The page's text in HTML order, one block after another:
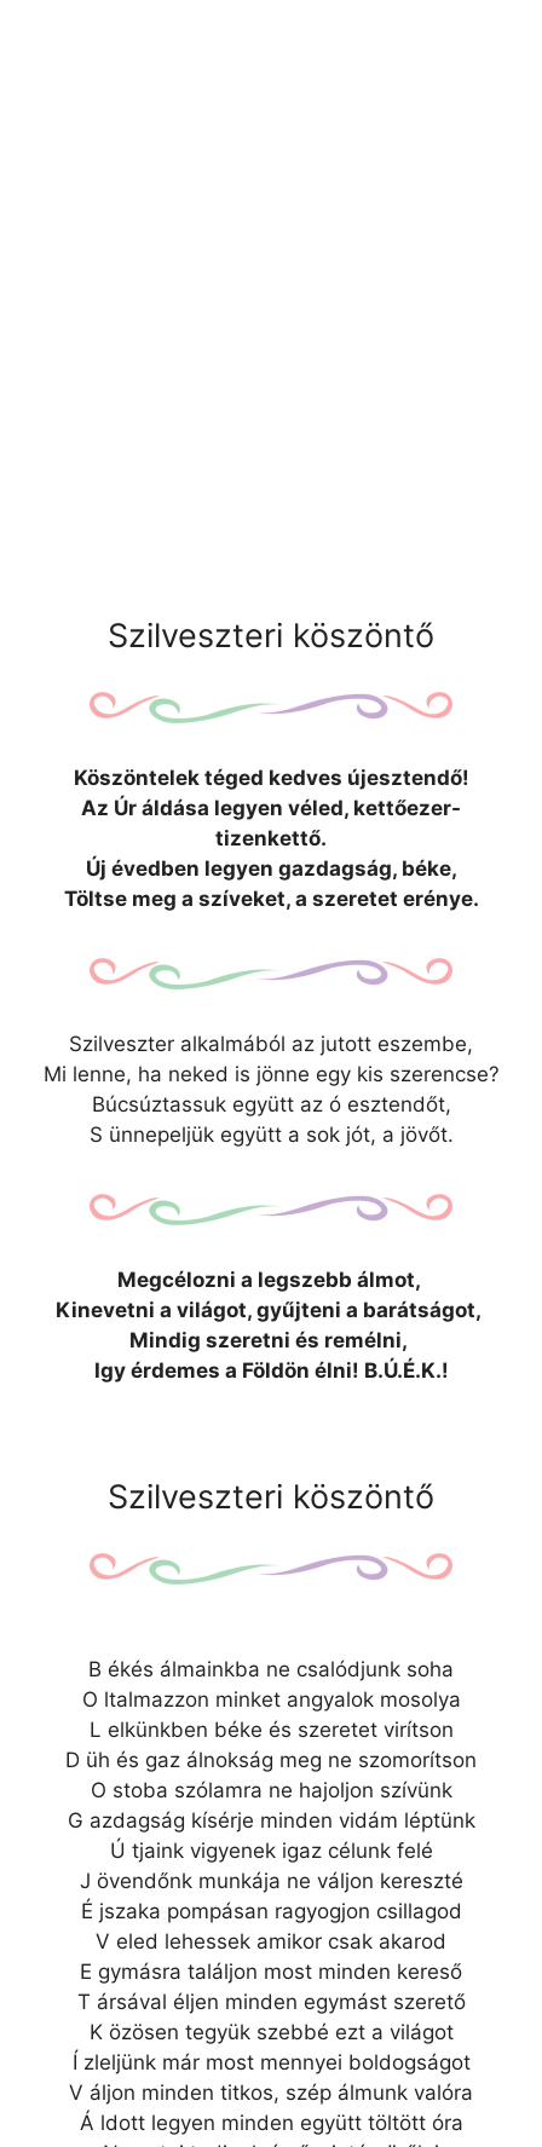
Szilveszteri köszöntő
Köszöntelek téged kedves újesztendő!
Az Úr áldása legyen véled, kettőezer-
tizenkettő.
Új évedben legyen gazdagság, béke,
Töltse meg a szíveket, a szeretet erénye.
Szilveszter alkalmából az jutott eszembe,
Mi lenne, ha neked is jönne egy kis szerencse?
Búcsúztassuk együtt az ó esztendőt,
S ünnepeljük együtt a sok jót, a jövőt.
Megcélozni a legszebb álmot,
Kinevetni a világot, gyűjteni a barátságot,
Mindig szeretni és remélni,
Igy érdemes a Földön élni! B.Ú.É.K.!
Szilveszteri köszöntő
B ékés álmainkba ne csalódjunk soha
O ltalmazzon minket angyalok mosolya
L elkünkben béke és szeretet virítson
D üh és gaz álnokság meg ne szomorítson
O stoba szólamra ne hajoljon szívünk
G azdagság kísérje minden vidám léptünk
Ú tjaink vigyenek igaz célunk felé
J övendőnk munkája ne váljon kereszté
É jszaka pompásan ragyogjon csillagod
V eled lehessek amikor csak akarod
E gymásra találjon most minden kereső
T ársával éljen minden egymást szerető
K özösen tegyük szebbé ezt a világot
Í zleljünk már most mennyei boldogságot
V áljon minden titkos, szép álmunk valóra
Á ldott legyen minden együtt töltött óra